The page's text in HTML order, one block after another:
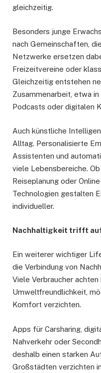
gleichzeitig.
Besonders junge
nach Gemeinschaften,
Netzwerke ersetzen
Freizeitvereine oder
Gleichzeitig entstehen
Zusammenarbeit, etwa
Podcasts oder digitalen
Auch künstliche
Alltag. Personalisierte
Assistenten und
viele Lebensbereiche.
Reiseplanung oder
Technologien gestalten
individueller.
Nachhaltigkeit trifft
Ein weiterer wichtiger
die Verbindung von
Viele Verbraucher
Umweltfreundlichkeit,
Komfort verzichten.
Apps für Carsharing,
Nahverkehr oder
deshalb einen starken
Großstädten verzichten